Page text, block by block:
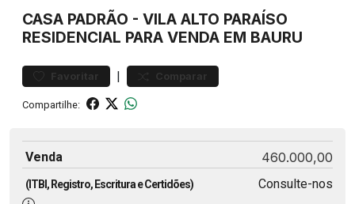
CASA PADRÃO - VILA ALTO PARAÍSO
RESIDENCIAL PARA VENDA EM BAURU
Favoritar | Comparar
Compartilhe:
Venda 460.000,00
(ITBI, Registro, Escritura e Certidões) Consulte-nos